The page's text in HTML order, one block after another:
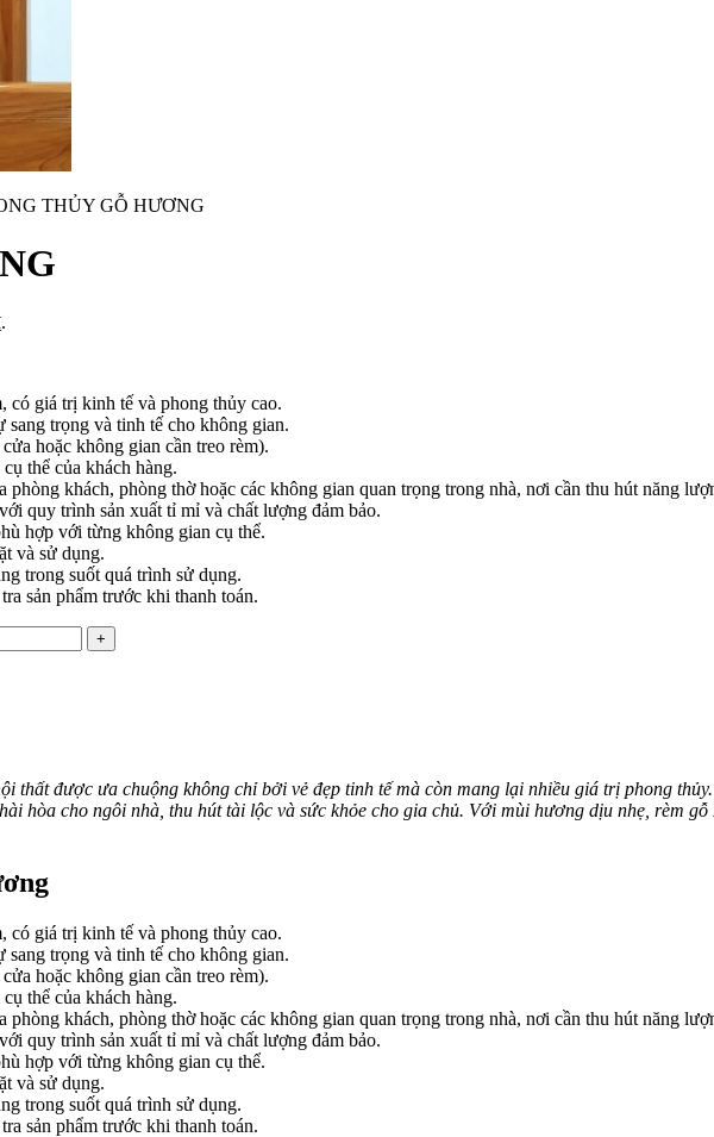
THỦY GỖ HƯƠNG
giá trị kinh tế và phong thủy cao.
trọng và tinh tế cho không gian.
hoặc không gian cần treo rèm).
thể của khách hàng.
khách, phòng thờ hoặc các không gian quan trọng trong nhà, nơi cần thu hút năng
quy trình sản xuất tỉ mỉ và chất lượng đảm bảo.
hợp với từng không gian cụ thể.
và sử dụng.
trong suốt quá trình sử dụng.
sản phẩm trước khi thanh toán.
thất được ưa chuộng không chỉ bởi vẻ đẹp tinh tế mà còn mang lại nhiều giá trị phong
hòa cho ngôi nhà, thu hút tài lộc và sức khỏe cho gia chủ. Với mùi hương dịu nhẹ, rèm
giá trị kinh tế và phong thủy cao.
trọng và tinh tế cho không gian.
hoặc không gian cần treo rèm).
thể của khách hàng.
khách, phòng thờ hoặc các không gian quan trọng trong nhà, nơi cần thu hút năng
quy trình sản xuất tỉ mỉ và chất lượng đảm bảo.
hợp với từng không gian cụ thể.
và sử dụng.
trong suốt quá trình sử dụng.
sản phẩm trước khi thanh toán.